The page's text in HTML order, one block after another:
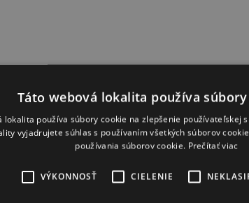
Táto webová lokalita používa
lokalita používa súbory cookie na zlepšenie používateľskej
vyjadrujete súhlas s používaním všetkých súborov
používania súborov cookie. Prečítať viac
VÝKONNOSŤ CIELENIE